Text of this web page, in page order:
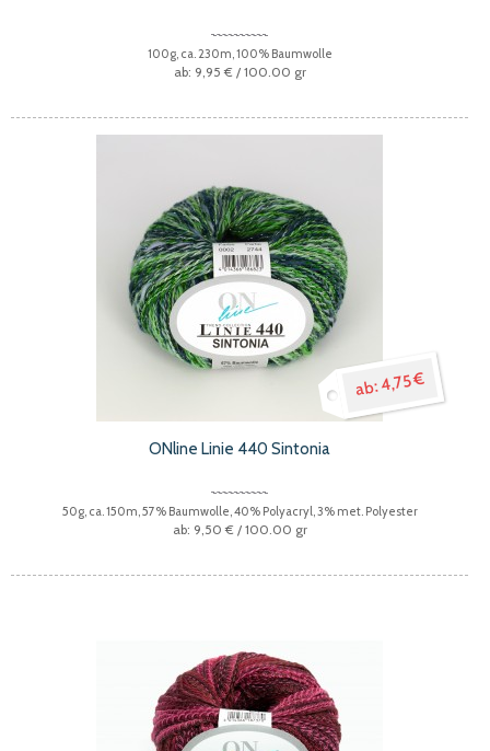
100g, ca. 230m, 100% Baumwolle
9,95 € / 100.00 gr
4,75 €
ONline Linie 440 Sintonia
50g, ca. 150m, 57% Baumwolle, 40% Polyacryl, 3% met. Polyester
9,50 € / 100.00 gr